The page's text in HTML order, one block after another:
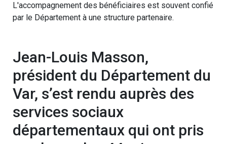
L'accompagnement des bénéficiaires est souvent confié
par le Département à une structure partenaire.
Jean-Louis Masson,
président du Département du
Var, s’est rendu auprès des
services sociaux
départementaux qui ont pris